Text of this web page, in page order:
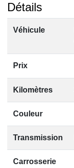
Détails
Véhicule
Prix
Kilomètres
Couleur
Transmission
Carrosserie